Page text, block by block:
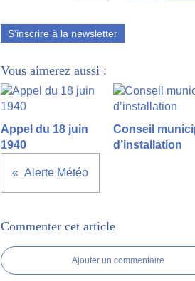
S'inscrire à la newsletter
Vous aimerez aussi :
Appel du 18 juin
1940
Conseil
d’installation
Alerte Météo
Commenter cet article
Ajouter un commentaire